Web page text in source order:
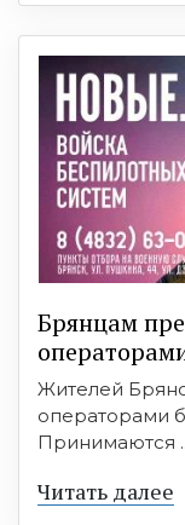
Брянцам
Жителей
операторами
Принимаются
Читать далее